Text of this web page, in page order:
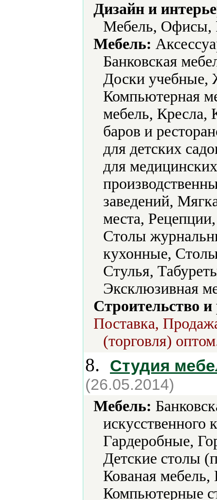
Дизайн и
Мебель, Офисы,
Мебель:
Банковская
Доски учебные,
Компьютерная
мебель, Кресла,
баров и
для детских
для
заведений,
места,
Столы
кухонные,
Стулья,
Эксклюзивная
Строительство
Поставка,
(торговля)
8. Студия
(26.05.2014)
Мебель:
искусственного
Гардеробные,
Детские столы
Кованая
Компьютерные